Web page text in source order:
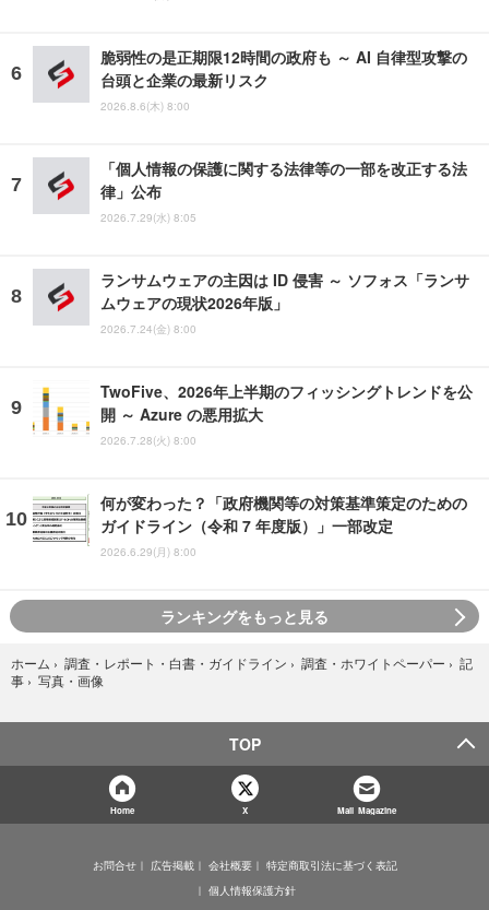
脆弱性の是正期限12時間の政府も ～ AI 自律型攻撃の
台頭と企業の最新リスク
2026.8.6(木) 8:00
「個人情報の保護に関する法律等の一部を改正する法
律」公布
2026.7.29(水) 8:05
ランサムウェアの主因は ID 侵害 ～ ソフォス「ランサ
ムウェアの現状2026年版」
2026.7.24(金) 8:00
TwoFive、2026年上半期のフィッシングトレンドを公
開 ～ Azure の悪用拡大
2026.7.28(火) 8:00
何が変わった？「政府機関等の対策基準策定のための
ガイドライン（令和 7 年度版）」一部改定
2026.6.29(月) 8:00
ランキングをもっと見る
ホーム › 調査・レポート・白書・ガイドライン › 調査・ホワイトペーパー › 記
事 › 写真・画像
TOP
Home X Mail Magazine
お問合せ 広告掲載 会社概要
特定商取引法に基づく表記
個人情報保護方針